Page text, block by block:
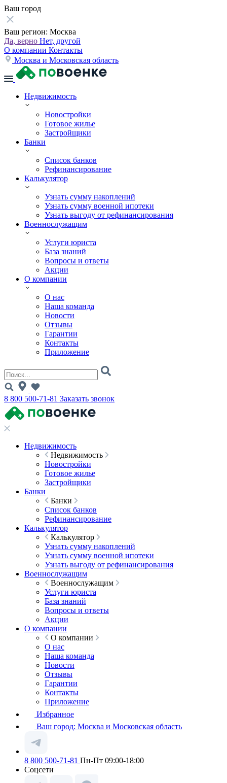
Ваш город
Ваш регион: Москва
Да, верно Нет, другой
О компании Контакты
Москва и Московская область
Недвижимость
Новостройки
Готовое жилье
Застройщики
Банки
Список банков
Рефинансирование
Калькулятор
Узнать сумму накоплений
Узнать сумму военной ипотеки
Узнать выгоду от рефинансирования
Военнослужащим
Услуги юриста
База знаний
Вопросы и ответы
Акции
О компании
О нас
Наша команда
Новости
Отзывы
Гарантии
Контакты
Приложение
8 800 500-71-81 Заказать звонок
Недвижимость
Недвижимость
Новостройки
Готовое жилье
Застройщики
Банки
Банки
Список банков
Рефинансирование
Калькулятор
Калькулятор
Узнать сумму накоплений
Узнать сумму военной ипотеки
Узнать выгоду от рефинансирования
Военнослужащим
Военнослужащим
Услуги юриста
База знаний
Вопросы и ответы
Акции
О компании
О компании
О нас
Наша команда
Новости
Отзывы
Гарантии
Контакты
Приложение
Избранное
Ваш город: Москва и Московская область
8 800 500-71-81 Пн-Пт 09:00-18:00
Соцсети